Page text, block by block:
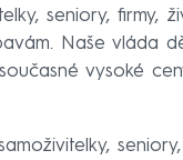
seniory, firmy,
Naše vláda
vysoké
seniory,